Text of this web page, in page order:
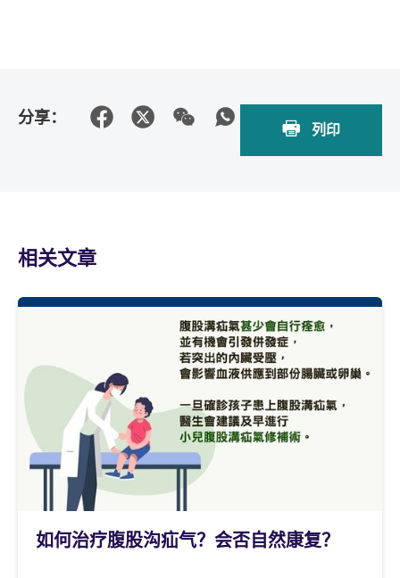
分享：
列印
相关文章
如何治疗腹股沟疝气？会否自然康复？